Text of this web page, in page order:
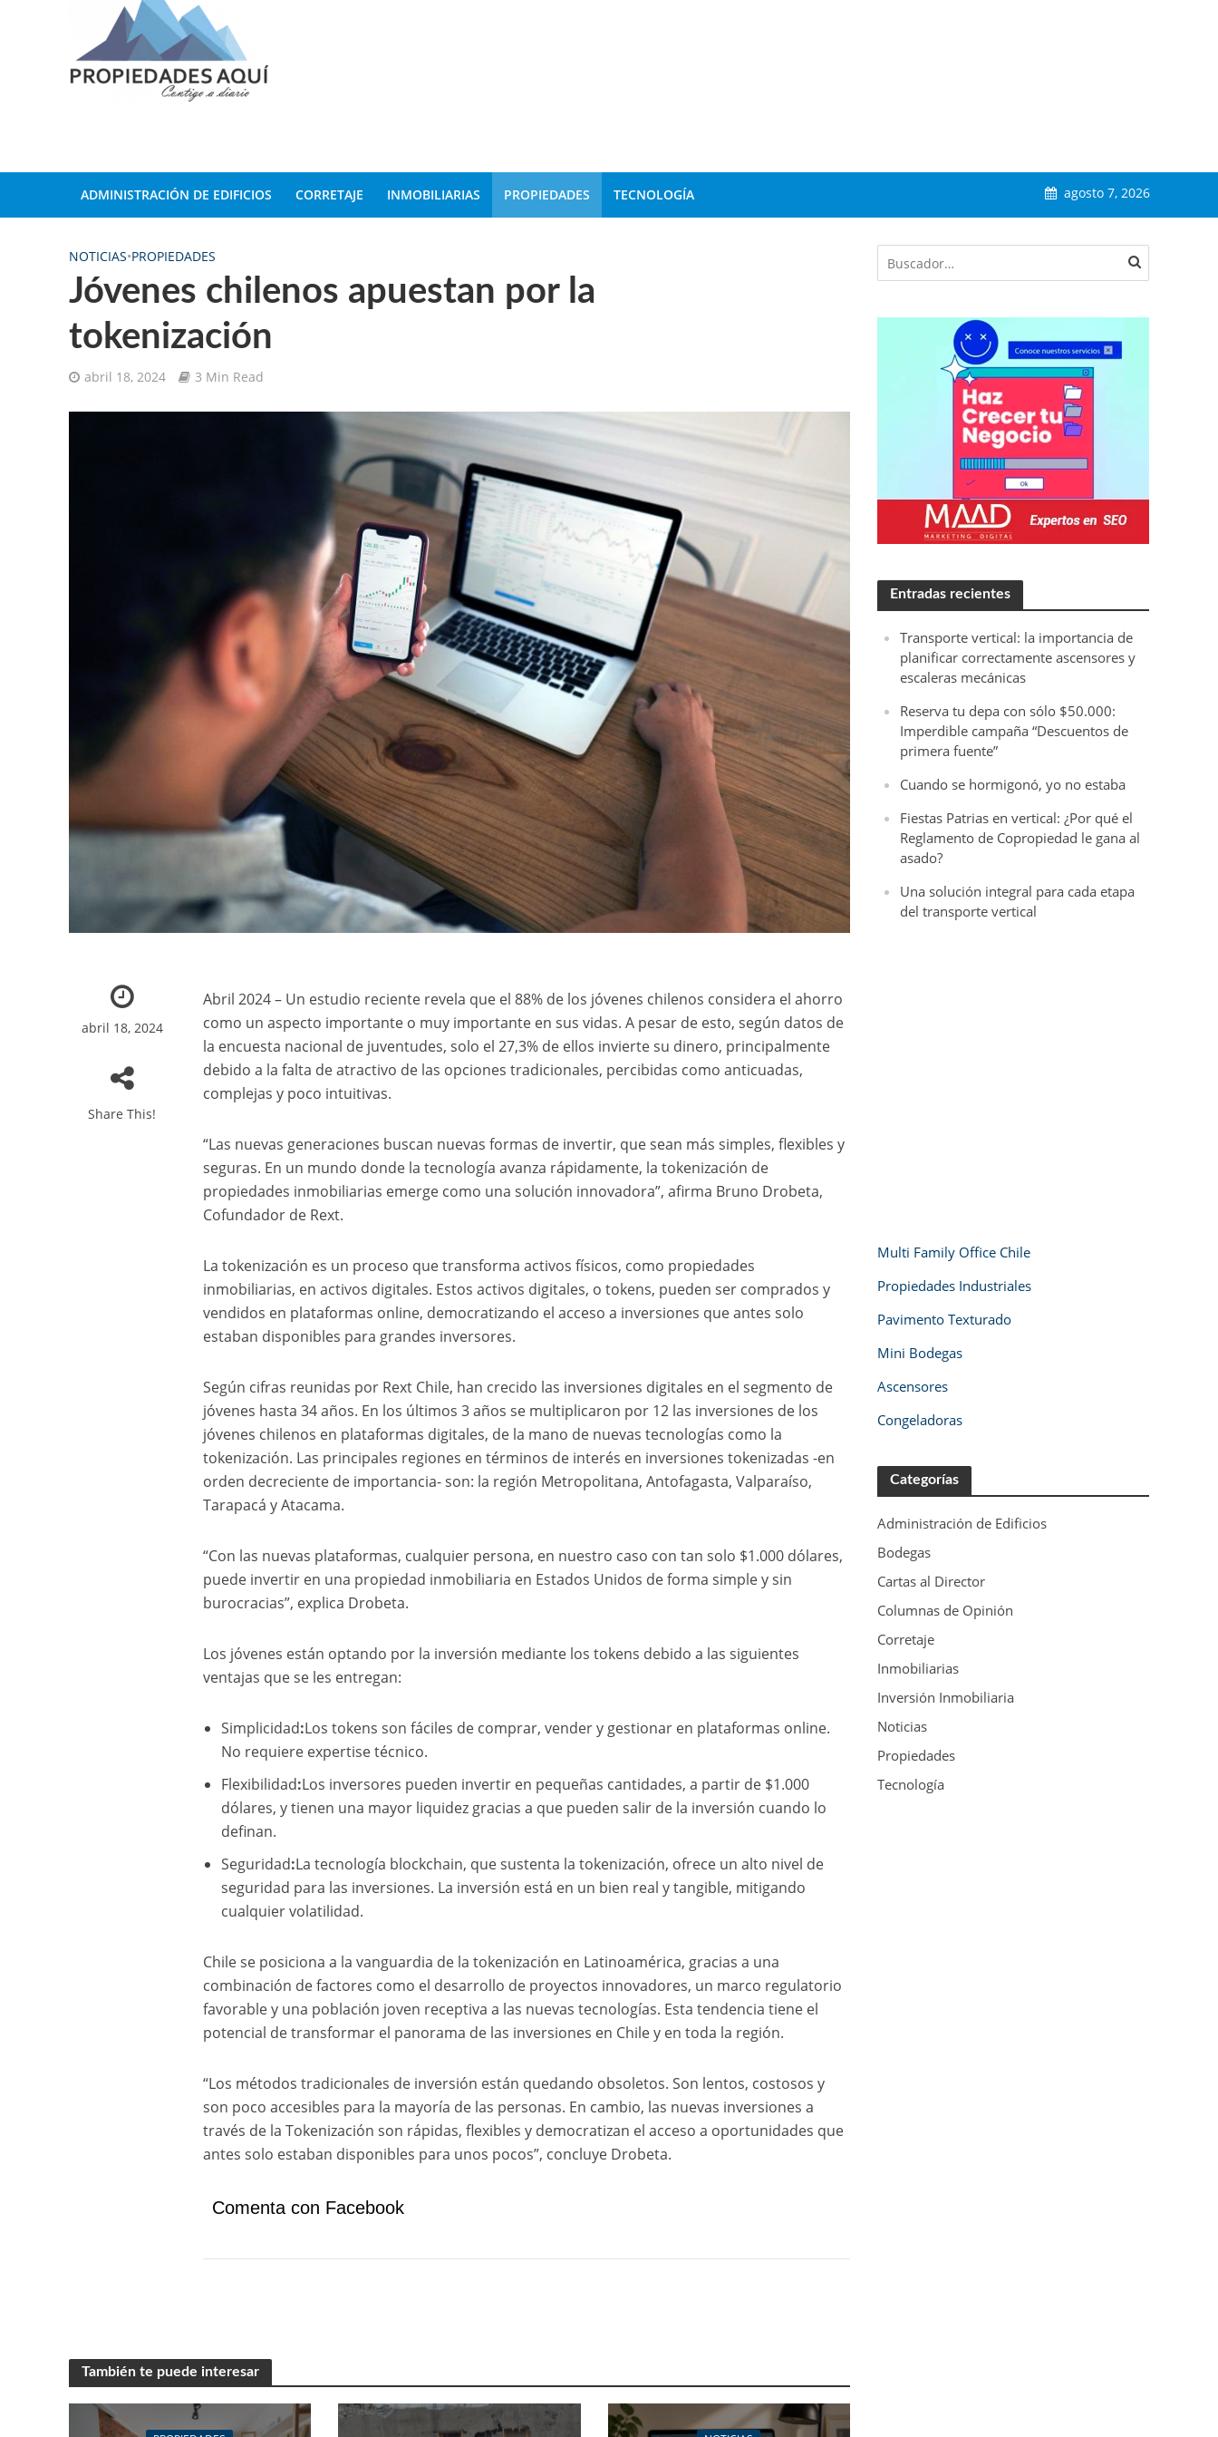
ADMINISTRACIÓN DE EDIFICIOS CORRETAJE INMOBILIARIAS PROPIEDADES TECNOLOGÍA agosto 7, 2026
NOTICIAS•PROPIEDADES
Jóvenes chilenos apuestan por la
tokenización
abril 18, 2024 3 Min Read
abril 18, 2024
Share This!
Abril 2024 – Un estudio reciente revela que el 88% de los jóvenes chilenos considera el ahorro
como un aspecto importante o muy importante en sus vidas. A pesar de esto, según datos de
la encuesta nacional de juventudes, solo el 27,3% de ellos invierte su dinero, principalmente
debido a la falta de atractivo de las opciones tradicionales, percibidas como anticuadas,
complejas y poco intuitivas.
“Las nuevas generaciones buscan nuevas formas de invertir, que sean más simples, flexibles y
seguras. En un mundo donde la tecnología avanza rápidamente, la tokenización de
propiedades inmobiliarias emerge como una solución innovadora”, afirma Bruno Drobeta,
Cofundador de Rext.
La tokenización es un proceso que transforma activos físicos, como propiedades
inmobiliarias, en activos digitales. Estos activos digitales, o tokens, pueden ser comprados y
vendidos en plataformas online, democratizando el acceso a inversiones que antes solo
estaban disponibles para grandes inversores.
Según cifras reunidas por Rext Chile, han crecido las inversiones digitales en el segmento de
jóvenes hasta 34 años. En los últimos 3 años se multiplicaron por 12 las inversiones de los
jóvenes chilenos en plataformas digitales, de la mano de nuevas tecnologías como la
tokenización. Las principales regiones en términos de interés en inversiones tokenizadas -en
orden decreciente de importancia- son: la región Metropolitana, Antofagasta, Valparaíso,
Tarapacá y Atacama.
“Con las nuevas plataformas, cualquier persona, en nuestro caso con tan solo $1.000 dólares,
puede invertir en una propiedad inmobiliaria en Estados Unidos de forma simple y sin
burocracias”, explica Drobeta.
Los jóvenes están optando por la inversión mediante los tokens debido a las siguientes
ventajas que se les entregan:
Simplicidad:Los tokens son fáciles de comprar, vender y gestionar en plataformas online.
No requiere expertise técnico.
Flexibilidad:Los inversores pueden invertir en pequeñas cantidades, a partir de $1.000
dólares, y tienen una mayor liquidez gracias a que pueden salir de la inversión cuando lo
definan.
Seguridad:La tecnología blockchain, que sustenta la tokenización, ofrece un alto nivel de
seguridad para las inversiones. La inversión está en un bien real y tangible, mitigando
cualquier volatilidad.
Chile se posiciona a la vanguardia de la tokenización en Latinoamérica, gracias a una
combinación de factores como el desarrollo de proyectos innovadores, un marco regulatorio
favorable y una población joven receptiva a las nuevas tecnologías. Esta tendencia tiene el
potencial de transformar el panorama de las inversiones en Chile y en toda la región.
“Los métodos tradicionales de inversión están quedando obsoletos. Son lentos, costosos y
son poco accesibles para la mayoría de las personas. En cambio, las nuevas inversiones a
través de la Tokenización son rápidas, flexibles y democratizan el acceso a oportunidades que
antes solo estaban disponibles para unos pocos”, concluye Drobeta.
Comenta con Facebook
También te puede interesar
Entradas recientes
Transporte vertical: la importancia de
planificar correctamente ascensores y
escaleras mecánicas
Reserva tu depa con sólo $50.000:
Imperdible campaña “Descuentos de
primera fuente”
Cuando se hormigonó, yo no estaba
Fiestas Patrias en vertical: ¿Por qué el
Reglamento de Copropiedad le gana al
asado?
Una solución integral para cada etapa
del transporte vertical
Multi Family Office Chile
Propiedades Industriales
Pavimento Texturado
Mini Bodegas
Ascensores
Congeladoras
Categorías
Administración de Edificios
Bodegas
Cartas al Director
Columnas de Opinión
Corretaje
Inmobiliarias
Inversión Inmobiliaria
Noticias
Propiedades
Tecnología